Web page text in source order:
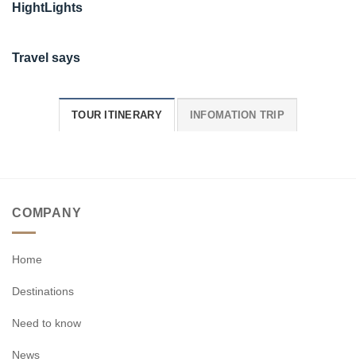
HightLights
Travel says
TOUR ITINERARY INFOMATION TRIP
COMPANY
Home
Destinations
Need to know
News